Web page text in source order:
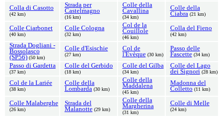
Colla di Casotto
(42 km)
Strada per
Castelmagno
(16 km)
Colle della
Cavallina
(34 km)
Colle della
Ciabra (21 km)
Colle Ciarbonet
(40 km)
Colle Cologna
(32 km)
Col de la
Couillole
(46 km)
Colla del Fieno
(42 km)
Strada Dogliani -
Bossolasco
(SP56) (50 km)
Colle d'Esischie
(27 km)
Col de
l'Evèque (30 km)
Passo delle
Fascette (34 km)
Passo di Gardetta
(37 km)
Colle del Gerbido
(18 km)
Colle del Gilba
(34 km)
Colle del Lago
dei Signori (28 km)
Col de la Lariée
(38 km)
Colle della
Lombarda (30 km)
Colle della
Maddalena
(45 km)
Madonna del
Colletto (11 km)
Colle Malaberghe
(26 km)
Strada del
Malanotte (29 km)
Colle della
Margherina
(31 km)
Colle di Melle
(24 km)